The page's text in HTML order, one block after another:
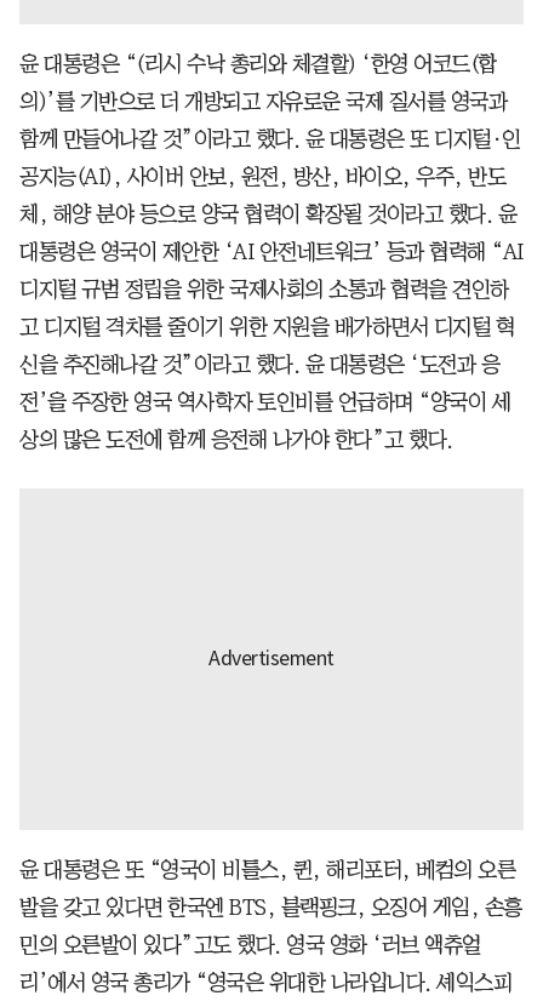
윤 대통령은 “(리시 수낙 총리와 체결할) ‘한영 어코드(합
의)’를 기반으로 더 개방되고 자유로운 국제 질서를 영국과
함께 만들어나갈 것”이라고 했다. 윤 대통령은 또 디지털·인
공지능(AI), 사이버 안보, 원전, 방산, 바이오, 우주, 반도
체, 해양 분야 등으로 양국 협력이 확장될 것이라고 했다. 윤
대통령은 영국이 제안한 ‘AI 안전네트워크’ 등과 협력해 “AI
디지털 규범 정립을 위한 국제사회의 소통과 협력을 견인하
고 디지털 격차를 줄이기 위한 지원을 배가하면서 디지털 혁
신을 추진해나갈 것”이라고 했다. 윤 대통령은 ‘도전과 응
전’을 주장한 영국 역사학자 토인비를 언급하며 “양국이 세
상의 많은 도전에 함께 응전해 나가야 한다”고 했다.
윤 대통령은 또 “영국이 비틀스, 퀸, 해리포터, 베컴의 오른
발을 갖고 있다면 한국엔 BTS, 블랙핑크, 오징어 게임, 손흥
민의 오른발이 있다”고도 했다. 영국 영화 ‘러브 액츄얼
리’에서 영국 총리가 “영국은 위대한 나라입니다. 셰익스피